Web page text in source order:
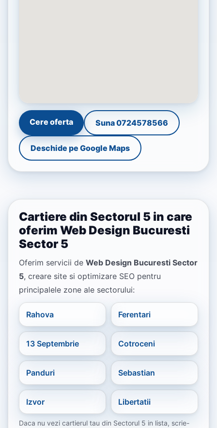
Cere oferta Suna 0724578566
Deschide pe Google Maps
Cartiere din Sectorul 5 in care
oferim Web Design Bucuresti
Sector 5
Oferim servicii de Web Design Bucuresti Sector
5, creare site si optimizare SEO pentru
principalele zone ale sectorului:
Rahova Ferentari
13 Septembrie Cotroceni
Panduri Sebastian
Izvor Libertatii
Daca nu vezi cartierul tau din Sectorul 5 in lista, scrie-